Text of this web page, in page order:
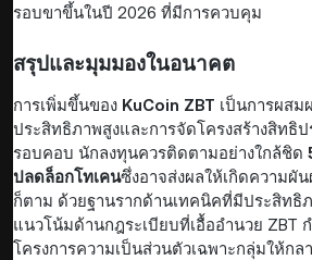
รอบขาขึ้นในปี 2026 ที่มีการควบคุม
สรุปและมุมมองในอนาคต
การเพิ่มขึ้นของ KuCoin ZBT เป็นการผสม
ประสิทธิภาพสูงและการจัดโครงสร้างสิทธิ
รอบคอบ นักลงทุนควรติดตามอย่างใกล้ชิด
ปลดล็อกโทเคนซึ่งอาจส่งผลให้เกิดความผั
ก็ตาม ด้วยฐานรากด้านเทคนิคที่มีประสิทธิ
แนวโน้มด้านกฎระเบียบที่เอื้ออำนวย ZBT
โครงการความเป็นส่วนตัวเฉพาะกลุ่มให้กล